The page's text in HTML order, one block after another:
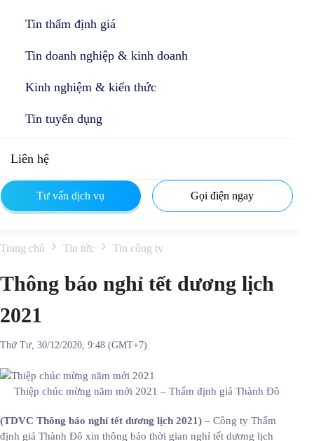
Tin thẩm định giá
Tin doanh nghiệp & kinh doanh
Kinh nghiệm & kiến thức
Tin tuyển dụng
Liên hệ
Tư vấn dịch vụ Gọi điện ngay
Trang chủ Tin tức Tin công ty
Thông báo nghỉ tết dương lịch
2021
Thứ Tư, 30/12/2020, 9:48 (GMT+7)
Thiệp chúc mừng năm mới 2021 – Thẩm định giá Thành Đô
(TDVC Thông báo nghỉ tết dương lịch 2021) – Công ty Thẩm
định giá Thành Đô xin thông báo thời gian nghỉ tết dương lịch